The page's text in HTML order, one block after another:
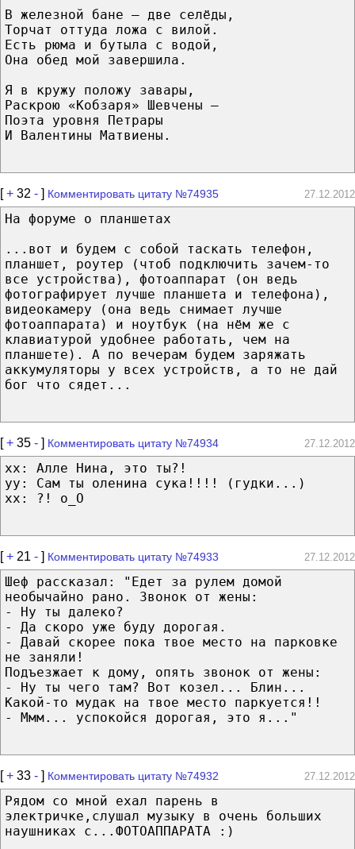
В железной бане – две селёды,
Торчат оттуда ложа с вилой.
Есть рюма и бутыла с водой,
Она обед мой завершила.
Я в кружу положу завары,
Раскрою «Кобзаря» Шевчены –
Поэта уровня Петрары
И Валентины Матвиены.
[+ 32 - ] Комментировать цитату №74935 27.12.2012
На форуме о планшетах
...вот и будем с собой таскать телефон,
планшет, роутер (чтоб подключить зачем-то
все устройства), фотоаппарат (он ведь
фотографирует лучше планшета и телефона),
видеокамеру (она ведь снимает лучше
фотоаппарата) и ноутбук (на нём же с
клавиатурой удобнее работать, чем на
планшете). А по вечерам будем заряжать
аккумуляторы у всех устройств, а то не дай
бог что сядет...
[+ 35 - ] Комментировать цитату №74934 27.12.2012
xx: Алле Нина, это ты?!
yy: Сам ты оленина сука!!!! (гудки...)
xx: ?! o_O
[+ 21 - ] Комментировать цитату №74933 27.12.2012
Шеф рассказал: "Едет за рулем домой
необычайно рано. Звонок от жены:
- Ну ты далеко?
- Да скоро уже буду дорогая.
- Давай скорее пока твое место на парковке
не заняли!
Подъезжает к дому, опять звонок от жены:
- Ну ты чего там? Вот козел... Блин...
Какой-то мудак на твое место паркуется!!
- Ммм... успокойся дорогая, это я..."
[+ 33 - ] Комментировать цитату №74932 27.12.2012
Рядом со мной ехал парень в
электричке,слушал музыку в очень больших
наушниках с...ФОТОАППАРАТА :)